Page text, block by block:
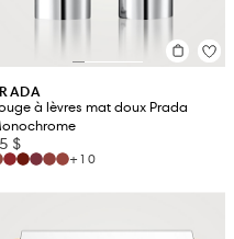
à lèvres mat doux Prada
$
+10